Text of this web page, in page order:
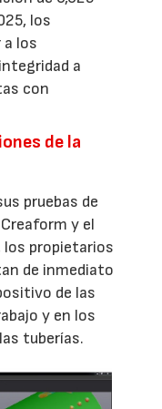
los
a los
a
con
de la
pruebas de
y el
los propietarios
de inmediato
de las
y en los
tuberías.